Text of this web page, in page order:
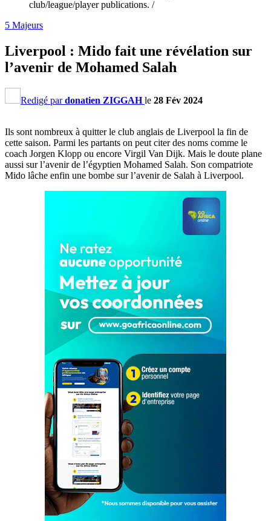
club/league/player publications. /
5 Majeurs
Liverpool : Mido fait une révélation sur
l’avenir de Mohamed Salah
Redigé pardonatien ZIGGAH le 28 Fév 2024
Ils sont nombreux à quitter le club anglais de Liverpool la fin de
cette saison. Parmi les partants on peut citer des noms comme le
coach Jorgen Klopp ou encore Virgil Van Dijk. Mais le doute plane
aussi sur l’avenir de l’égyptien Mohamed Salah. Son compatriote
Mido lâche enfin une bombe sur l’avenir de Salah à Liverpool.